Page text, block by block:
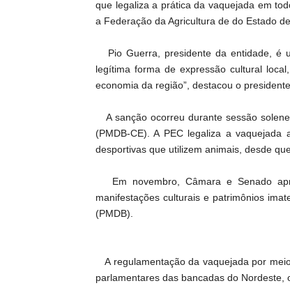
que legaliza a prática da vaquejada em
a Federação da Agricultura de do Estado
Pio Guerra, presidente da entidade, é
legítima forma de expressão cultural
economia da região”, destacou o
A sanção ocorreu durante sessão
(PMDB-CE). A PEC legaliza a
desportivas que utilizem animais, desde
Em novembro, Câmara e Senado
manifestações culturais e patrimônios
(PMDB).
A regulamentação da vaquejada por
parlamentares das bancadas do Nordeste,